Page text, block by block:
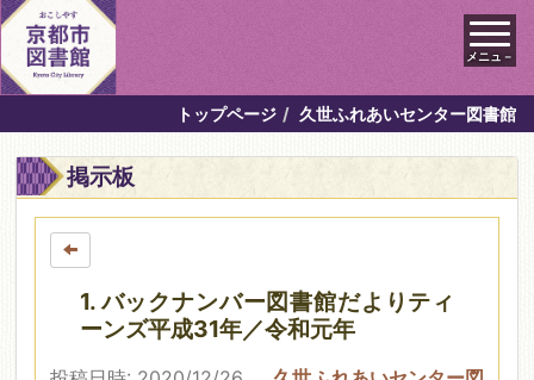
メニュ－
トップページ 久世ふれあいセンター図書館
掲示板
1. バックナンバー図書館だよりティ
ーンズ平成31年／令和元年